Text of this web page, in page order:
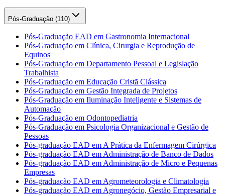
Pós-Graduação (110)
Pós-Graduação EAD em Gastronomia Internacional
Pós-Graduação em Clínica, Cirurgia e Reprodução de
Equinos
Pós-Graduação em Departamento Pessoal e Legislação
Trabalhista
Pós-Graduação em Educação Cristã Clássica
Pós-Graduação em Gestão Integrada de Projetos
Pós-Graduação em Iluminação Inteligente e Sistemas de
Automação
Pós-Graduação em Odontopediatria
Pós-Graduação em Psicologia Organizacional e Gestão de
Pessoas
Pós-graduação EAD em A Prática da Enfermagem Cirúrgica
Pós-graduação EAD em Administração de Banco de Dados
Pós-graduação EAD em Administração de Micro e Pequenas
Empresas
Pós-graduação EAD em Agrometeorologia e Climatologia
Pós-graduação EAD em Agronegócio, Gestão Empresarial e